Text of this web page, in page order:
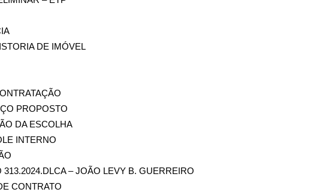
DE IMÓVEL
PROPOSTO
DA ESCOLHA
INTERNO
– JOÃO LEVY B. GUERREIRO
CONTRATO